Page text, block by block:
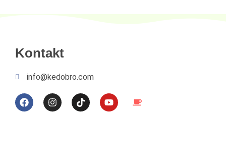
Kontakt
info@kedobro.com